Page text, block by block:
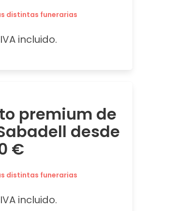
distintas funerarias
incluido.
premium de
desde
€
distintas funerarias
incluido.